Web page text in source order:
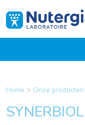
Home > Onze producten
SYNERBIOL